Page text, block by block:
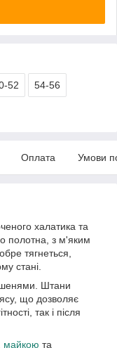
52 54-56
Оплата Умови
халатика та
полотна, з м'яким
тягнеться,
стані.
Штани
що дозволяє
так і після
майкою та